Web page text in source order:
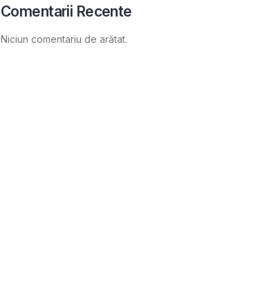
Comentarii Recente
Niciun comentariu de arătat.